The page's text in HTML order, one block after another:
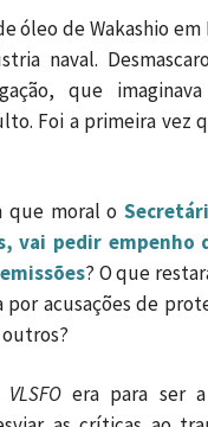
óleo de Wakashio
naval.
que
Foi a primeira vez
que moral o
vai pedir empenho
? O que
por acusações de
VLSFO era para ser